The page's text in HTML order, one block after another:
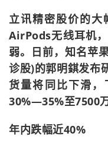
立讯精密股价的大
AirPods无线耳机
弱。日前，知名苹
诊股)的郭明錤发布
货量将同比下滑，
30%—35%至7500
年内跌幅近40%